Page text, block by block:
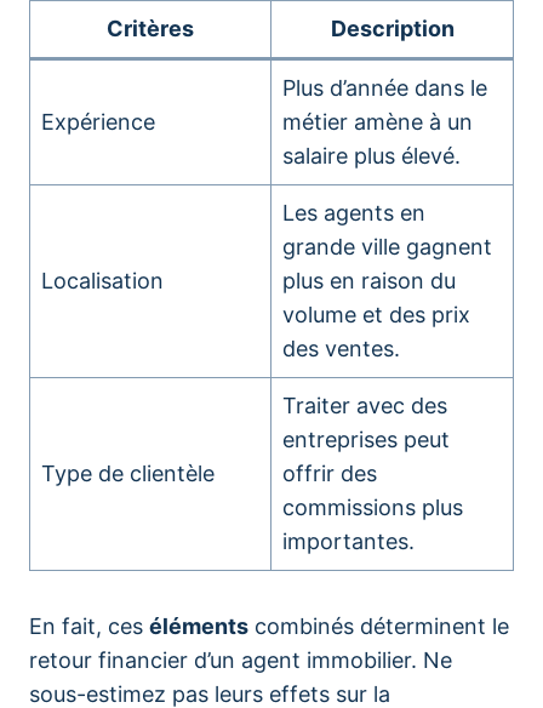
Critères Description
Expérience
Plus d’année dans le
métier amène à un
salaire plus élevé.
Localisation
Les agents en
grande ville gagnent
plus en raison du
volume et des prix
des ventes.
Type de clientèle
Traiter avec des
entreprises peut
offrir des
commissions plus
importantes.
En fait, ces éléments combinés déterminent le
retour financier d’un agent immobilier. Ne
sous-estimez pas leurs effets sur la